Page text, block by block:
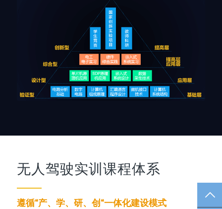
无人驾驶实训课程体系
遵循“产、学、研、创“一体化建设模式